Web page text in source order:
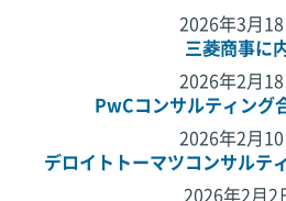
2026年3月
三菱商事に
2026年2月
PwCコンサルティング
2026年2月
デロイトトーマツコンサルテ
2026年2月2